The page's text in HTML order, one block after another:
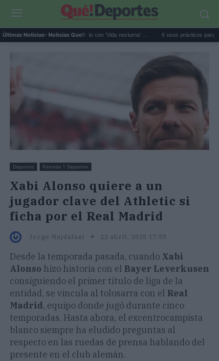
Últimas Noticias- Noticias Que!:
Fido da el salto en solitario con 'Vida nocturna' ... 6 usos prácticos para
Deportes Portada 1 Deportes
Xabi Alonso quiere a un
jugador clave del Athletic si
ficha por el Real Madrid
Jorge Majdalani 22 abril, 2025 17:55
Desde la temporada pasada, cuando Xabi
Alonso hizo historia con el Bayer Leverkusen
consiguiendo el primer título de liga de la
entidad, se vincula al tolosarra con el Real
Madrid, equipo donde jugó durante cinco
temporadas. Hasta ahora, el excentrocampista
blanco siempre ha eludido preguntas al
respecto en las ruedas de prensa hablando del
presente en el club alemán.